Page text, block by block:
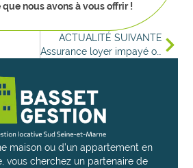
nous avons à vous offrir !
maison ou d’un appartement en
vous cherchez un partenaire de
ACTUALITÉ SUIVANTE
Assurance loyer impayé ou garant : quelle protection choisir ?